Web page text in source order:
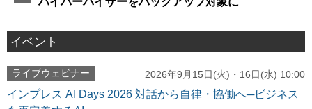
イベント
ライブウェビナー 2026年9月15日(火)・16日(水) 10:00
インプレス AI Days 2026 対話から自律・協働へ─ビジネス